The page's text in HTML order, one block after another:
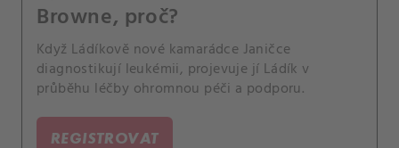
Browne, proč?
Když Ládíkově nové kamarádce Janičce
diagnostikují leukémii, projevuje jí Ládík v
průběhu léčby ohromnou péči a podporu.
REGISTROVAT